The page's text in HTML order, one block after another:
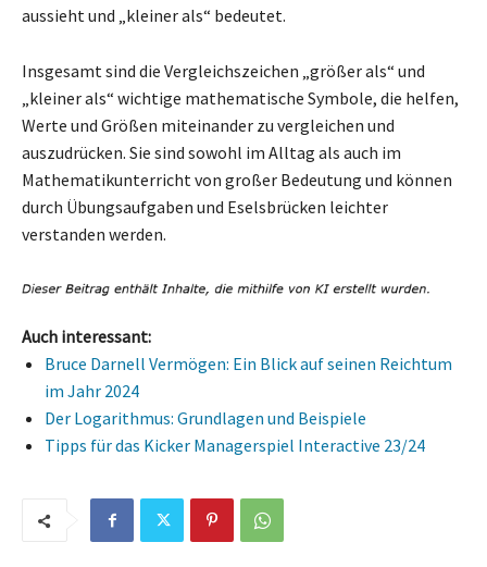
aussieht und „kleiner als“ bedeutet.
Insgesamt sind die Vergleichszeichen „größer als“ und
„kleiner als“ wichtige mathematische Symbole, die helfen,
Werte und Größen miteinander zu vergleichen und
auszudrücken. Sie sind sowohl im Alltag als auch im
Mathematikunterricht von großer Bedeutung und können
durch Übungsaufgaben und Eselsbrücken leichter
verstanden werden.
Auch interessant:
Bruce Darnell Vermögen: Ein Blick auf seinen Reichtum
im Jahr 2024
Der Logarithmus: Grundlagen und Beispiele
Tipps für das Kicker Managerspiel Interactive 23/24